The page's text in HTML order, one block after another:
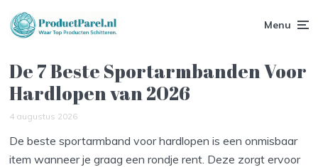
Menu
De 7 Beste Sportarmbanden Voor
Hardlopen van 2026
4 augustus 2026
De beste sportarmband voor hardlopen is een onmisbaar
item wanneer je graag een rondje rent. Deze zorgt ervoor